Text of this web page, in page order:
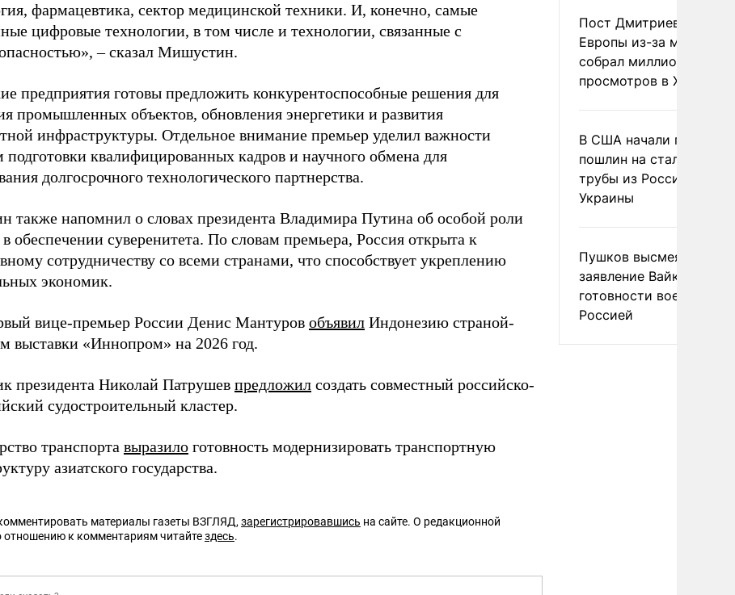
фармацевтика, сектор медицинской техники. И, конечно, самые
цифровые технологии, в том числе и технологии, связанные с
– сказал Мишустин.
предприятия готовы предложить конкурентоспособные решения для
промышленных объектов, обновления энергетики и развития
инфраструктуры. Отдельное внимание премьер уделил важности
подготовки квалифицированных кадров и научного обмена для
долгосрочного технологического партнерства.
также напомнил о словах президента Владимира Путина об особой роли
обеспечении суверенитета. По словам премьера, Россия открыта к
сотрудничеству со всеми странами, что способствует укреплению
экономик.
вице-премьер России Денис Мантуров объявил Индонезию страной-
выставки «Иннопром» на 2026 год.
президента Николай Патрушев предложил создать совместный российско-
судостроительный кластер.
транспорта выразило готовность модернизировать транспортную
азиатского государства.
материалы газеты ВЗГЛЯД, зарегистрировавшись на сайте. О редакционной
отношению к комментариям читайтездесь.
Пост Дмитриева о
Европы из-за
собрал миллион
просмотров в X
В США начали
пошлин на стальные
трубы из России и с
Украины
Пушков высмеял
заявление Вайкуле о
готовности воевать с
Россией